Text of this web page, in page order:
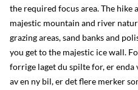
the required focus area. The hike
majestic mountain and river
grazing areas, sand banks and
you get to the majestic ice wall.
forrige laget du spilte for, er
av en ny bil, er det flere merker